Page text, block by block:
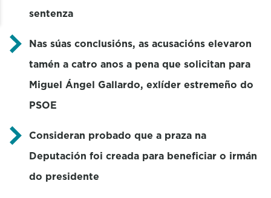
sentenza
Nas súas conclusións, as acusacións elevaron
tamén a catro anos a pena que solicitan para
Miguel Ángel Gallardo, exlíder estremeño do
PSOE
Consideran probado que a praza na
Deputación foi creada para beneficiar o irmán
do presidente